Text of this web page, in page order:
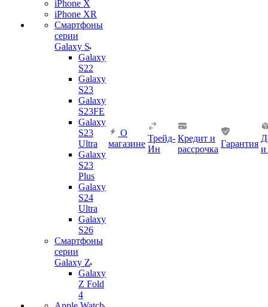
iPhone X
iPhone XR
Смартфоны
серии
Galaxy S
Galaxy
S22
Galaxy
S23
Galaxy
S23FE
Galaxy
S23
Ultra
Galaxy
S23
Plus
Galaxy
S24
Ultra
Galaxy
S26
Смартфоны
серии
Galaxy Z
Galaxy
Z Fold
4
О
магазине
Трейд-
Ин
Кредит и
рассрочка
Гарантия
и